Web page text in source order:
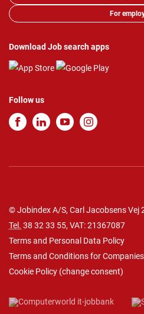
For
Download Job search apps
Follow us
© Jobindex A/S, Carl Jacobsens Vej
Tel. 38 32 33 55, VAT: 21367087
Terms and Personal Data Policy
Terms and Conditions for Companies
Cookie Policy (change consent)